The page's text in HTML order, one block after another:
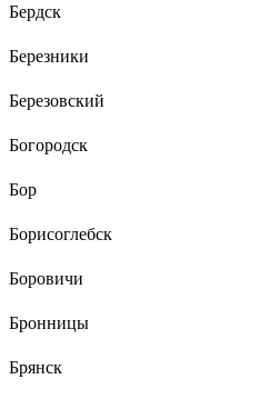
Бердск
Березники
Березовский
Богородск
Бор
Борисоглебск
Боровичи
Бронницы
Брянск